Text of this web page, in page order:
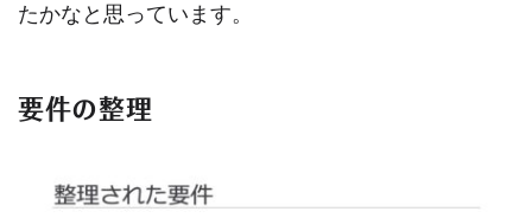
たかなと思っています。
要件の整理